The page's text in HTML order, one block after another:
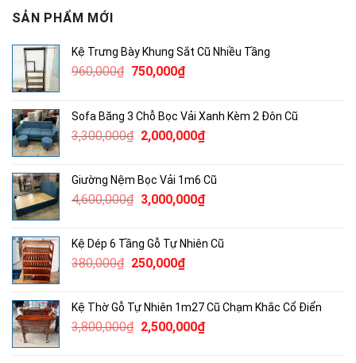
SẢN PHẨM MỚI
Kệ Trưng Bày Khung Sắt Cũ Nhiều Tầng
960,000₫ Giá
960,000₫.
750,000₫Giá
là:
750,000₫.
Sofa Băng 3 Chỗ Bọc Vải Xanh Kèm 2 Đôn Cũ
3,300,000₫ Giá
3,300,000₫.
2,000,000₫Giá
là:
2,000,000₫.
Giường Nệm Bọc Vải 1m6 Cũ
4,600,000₫ Giá
4,600,000₫.
3,000,000₫Giá
là:
Kệ Dép 6 Tầng Gỗ Tự Nhiên Cũ
380,000₫ Giá
380,000₫.
250,000₫Giá
là:
250,000₫.
Kệ Thờ Gỗ Tự Nhiên 1m27 Cũ Chạm Khắc Cổ Điển
3,800,000₫ Giá
2,500,000₫Giá